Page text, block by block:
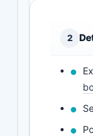
2